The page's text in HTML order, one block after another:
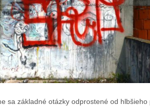
sa základné otázky odprostené od